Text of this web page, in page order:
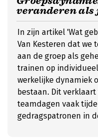
veranderen als
In zijn artikel 'Wat
Van Kesteren dat we
aan de groep als
trainen op
werkelijke dynamiek
bestaan. Dit
teamdagen vaak
gedragspatronen in